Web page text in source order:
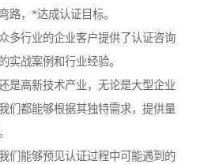
路，*达成认证目标。
多行业的企业客户提供了认证咨询
实战案例和行业经验。
是高新技术产业，无论是大型企业
们都能够根据其独特需求，提供量
们能够预见认证过程中可能遇到的